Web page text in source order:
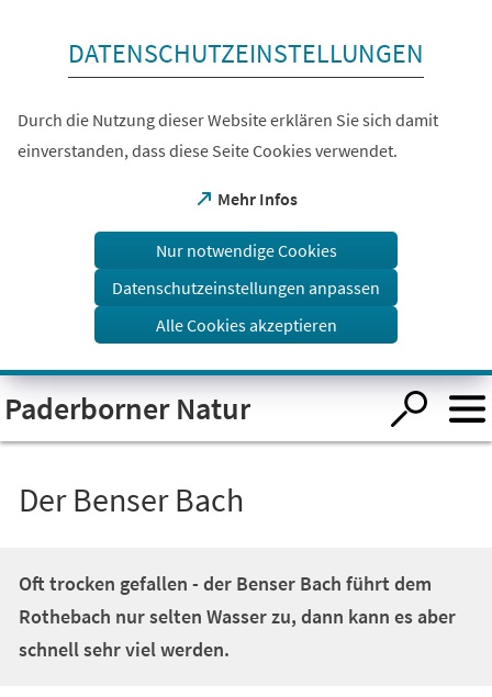
Visuelle
Assistenzsoftware
öffnen.
DATENSCHUTZEINSTELLUNGEN
Durch die Nutzung dieser Website erklären Sie sich damit
einverstanden, dass diese Seite Cookies verwendet.
Mehr Infos
(Öffnet
einem
Tab)
Nur notwendige Cookies
Datenschutzeinstellungen anpassen
Alle Cookies akzeptieren
Paderborner Natur
Der Benser Bach
Oft trocken gefallen - der Benser Bach führt dem
Rothebach nur selten Wasser zu, dann kann es aber
schnell sehr viel werden.